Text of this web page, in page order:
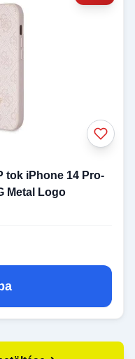
tok iPhone 14 Pro-
Metal Logo